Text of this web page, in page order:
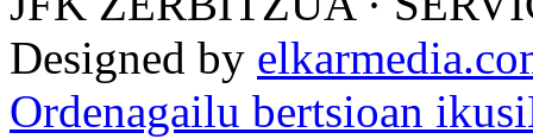
Designed by
Ordenagailu bertsioan ikusi